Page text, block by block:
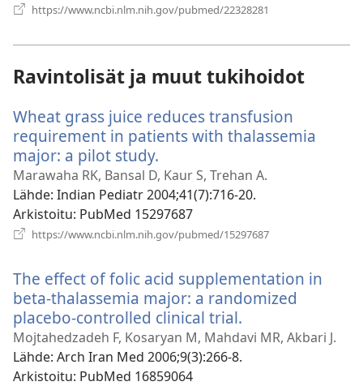
https://www.ncbi.nlm.nih.gov/pubmed/22328281
Ravintolisät ja muut tukihoidot
Wheat grass juice reduces transfusion
requirement in patients with thalassemia
major: a pilot study.
uuden
ikkunan)
Marawaha RK, Bansal D, Kaur S, Trehan A.
Lähde‎: Indian Pediatr 2004;41(7):716-20.
Arkistoitu‎: PubMed 15297687
https://www.ncbi.nlm.nih.gov/pubmed/15297687
The effect of folic acid supplementation in
beta-thalassemia major: a randomized
placebo-controlled clinical trial.
uuden
Mojtahedzadeh F, Kosaryan M, Mahdavi MR, Akbari J.
Lähde‎: Arch Iran Med 2006;9(3):266-8.
Arkistoitu‎: PubMed 16859064